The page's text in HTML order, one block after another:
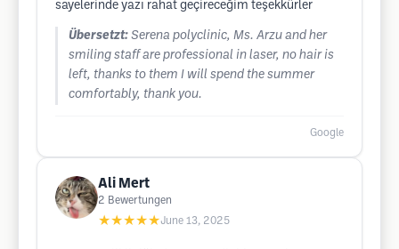
sayelerinde yazı rahat geçireceğim teşekkürler
Übersetzt: Serena polyclinic, Ms. Arzu and her
smiling staff are professional in laser, no hair is
left, thanks to them I will spend the summer
comfortably, thank you.
Google
Ali Mert
2 Bewertungen
★★★★★June 13, 2025